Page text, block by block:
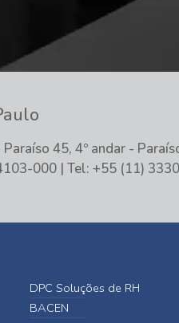
Paraíso 45, 4º andar -
000 | Tel: +55 (11)
DPC Soluções de RH
BACEN